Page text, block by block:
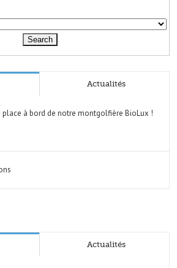
Actualités
place à bord de notre montgolfière BioLux !
Actualités